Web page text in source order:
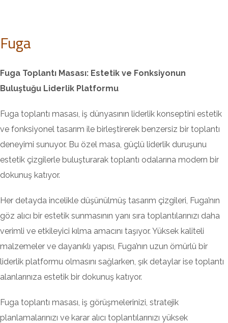
Fuga
Fuga Toplantı Masası: Estetik ve Fonksiyonun
Buluştuğu Liderlik Platformu
Fuga toplantı masası, iş dünyasının liderlik konseptini estetik
ve fonksiyonel tasarım ile birleştirerek benzersiz bir toplantı
deneyimi sunuyor. Bu özel masa, güçlü liderlik duruşunu
estetik çizgilerle buluşturarak toplantı odalarına modern bir
dokunuş katıyor.
Her detayda incelikle düşünülmüş tasarım çizgileri, Fuga’nın
göz alıcı bir estetik sunmasının yanı sıra toplantılarınızı daha
verimli ve etkileyici kılma amacını taşıyor. Yüksek kaliteli
malzemeler ve dayanıklı yapısı, Fuga’nın uzun ömürlü bir
liderlik platformu olmasını sağlarken, şık detaylar ise toplantı
alanlarınıza estetik bir dokunuş katıyor.
Fuga toplantı masası, iş görüşmelerinizi, stratejik
planlamalarınızı ve karar alıcı toplantılarınızı yüksek